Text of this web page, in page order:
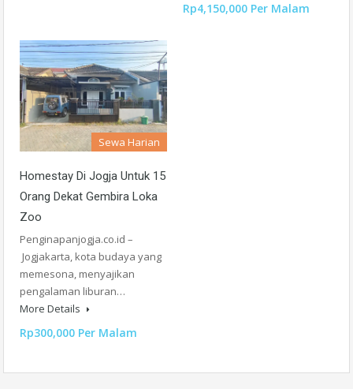
Rp4,150,000 Per Malam
Sewa Harian
Homestay Di Jogja Untuk 15
Orang Dekat Gembira Loka
Zoo
Penginapanjogja.co.id –
Jogjakarta, kota budaya yang
memesona, menyajikan
pengalaman liburan…
More Details
Rp300,000 Per Malam